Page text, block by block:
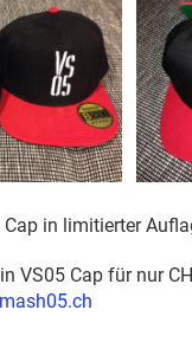
Cap in limitierter
VS05 Cap für nur